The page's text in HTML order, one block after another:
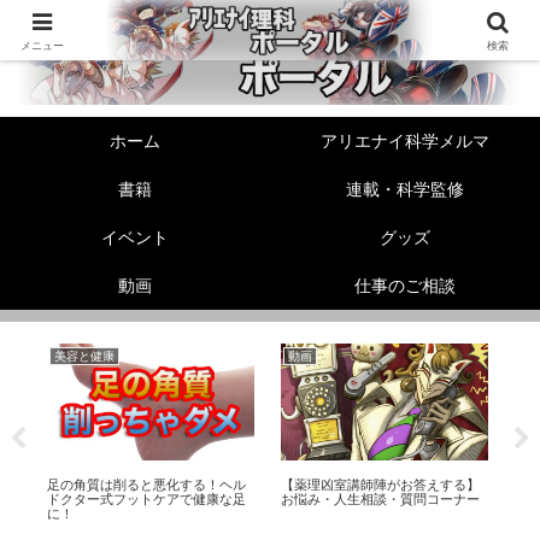
ホーム アリエナイ科学メルマ
書籍 連載・科学監修
イベント グッズ
動画 仕事のご相談
美容と健康
足の角質は削ると悪化する！ヘル
ドクター式フットケアで健康な足
に！
動画
【薬理凶室講師陣がお答えする】
お悩み・人生相談・質問コーナー
メニュー 検索